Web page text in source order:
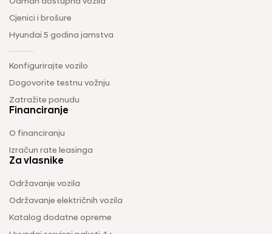
Cjenici i brošure
Hyundai 5 godina jamstva
Konfigurirajte vozilo
Dogovorite testnu vožnju
Zatražite ponudu
Financiranje
O financiranju
Izračun rate leasinga
Za vlasnike
Održavanje vozila
Održavanje električnih vozila
Katalog dodatne opreme